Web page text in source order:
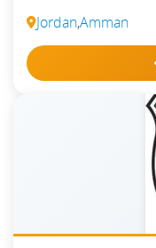
Jordan,Amman